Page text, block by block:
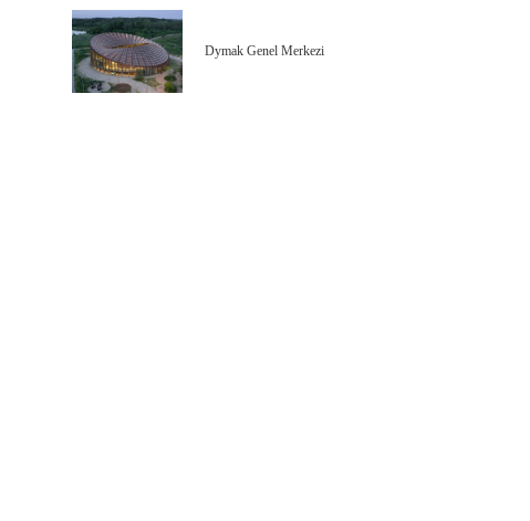
Dymak Genel Merkezi